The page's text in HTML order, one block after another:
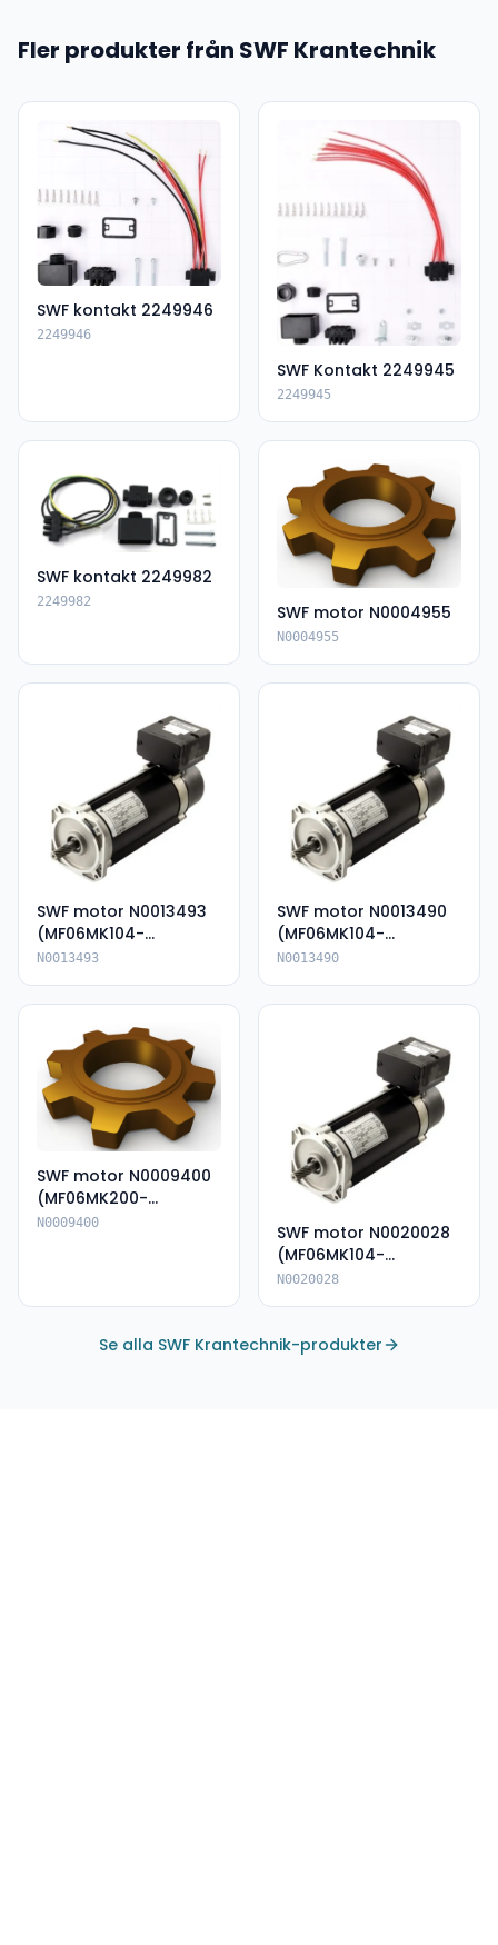
Fler produkter från SWF Krantechnik
SWF kontakt 2249946
2249946
SWF Kontakt 2249945
2249945
SWF kontakt 2249982
2249982
SWF motor N0004955
N0004955
SWF motor N0013493
(MF06MK104-
136P85054-KIP66)
N0013493
SWF motor N0013490
(MF06MK104-
136P85054E-IP66)
N0013490
SWF motor N0009400
(MF06MK200-
135A80062E-IP66)
N0009400
SWF motor N0020028
(MF06MK104-
144P85075E-IP66)
N0020028
Se alla SWF Krantechnik-produkter